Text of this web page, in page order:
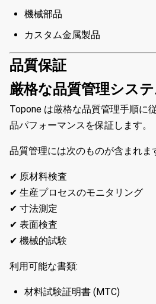
機械部品
カスタム金属製品
品質保証
厳格な品質管理シス
Topone は厳格な品質管理手順に
品パフォーマンスを保証します。
品質管理には次のものが含まれま
✔ 原材料検査
✔ 生産プロセスのモニタリング
✔ 寸法測定
✔ 表面検査
✔ 機械的試験
利用可能な書類:
材料試験証明書 (MTC)